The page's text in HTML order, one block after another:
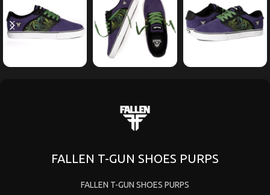
FALLEN T-GUN SHOES PURPS
FALLEN T-GUN SHOES PURPS